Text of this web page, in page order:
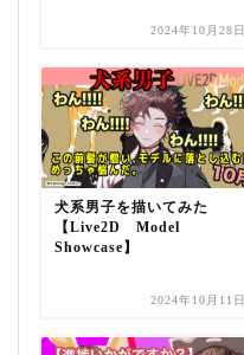
2024年10月28日
犬系男子を描いてみた
【Live2D Model
Showcase】
2024年10月11日